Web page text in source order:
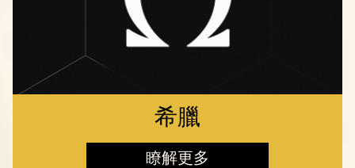
希臘
瞭解更多